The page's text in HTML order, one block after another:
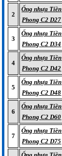
2
Ống nhựa Tiền
Phong C2 D27
3
Ống nhựa Tiền
Phong C2 D34
4
Ống nhựa Tiền
Phong C2 D42
5
Ống nhựa Tiền
Phong C2 D48
6
Ống nhựa Tiền
Phong C2 D60
7
Ống nhựa Tiền
Phong C2 D75